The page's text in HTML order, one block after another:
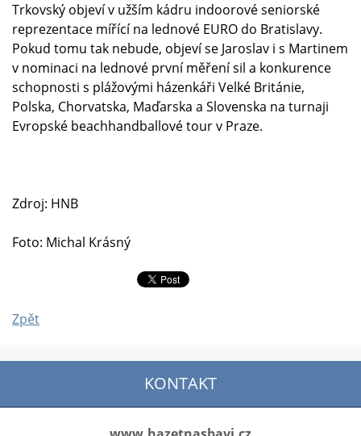
Trkovský objeví v užším kádru indoorové seniorské
reprezentace mířící na lednové EURO do Bratislavy.
Pokud tomu tak nebude, objeví se Jaroslav i s Martinem
v nominaci na lednové první měření sil a konkurence
schopnosti s plážovými házenkáři Velké Británie,
Polska, Chorvatska, Maďarska a Slovenska na turnaji
Evropské beachhandballové tour v Praze.
Zdroj: HNB
Foto: Michal Krásný
Zpět
KONTAKT